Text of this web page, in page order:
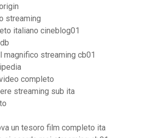
streaming
italiano cineblog01
magnifico streaming cb01
completo
streaming sub ita
un tesoro film completo ita